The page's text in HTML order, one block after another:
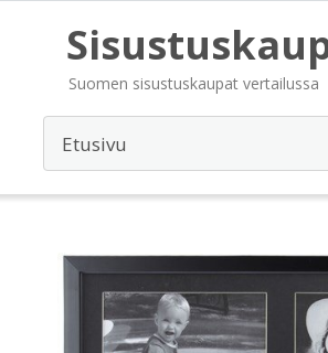
Suomen sisustuskaupat vertailussa